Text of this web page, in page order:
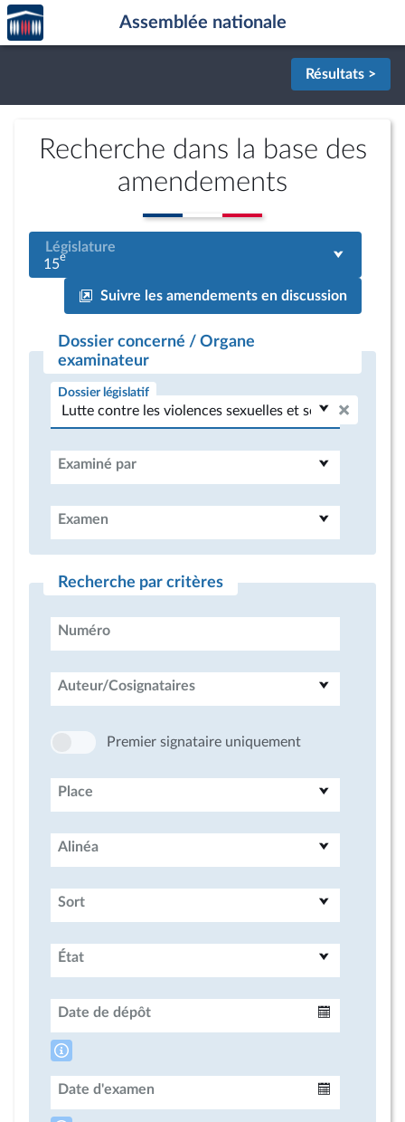
Aller au contenu
Aller en bas de la page
Accèder
à la
page
Assemblée nationale
Résultats >
Recherche dans la base des
amendements
Législature
15e
Suivre les amendements en discussion
Dossier concerné / Organe
examinateur
Dossier législatif
Examiné par
Examen
Recherche par critères
Numéro
Auteur/Cosignataires
Premier signataire uniquement
Place
Alinéa
Sort
État
Date de dépôt
Date d'examen